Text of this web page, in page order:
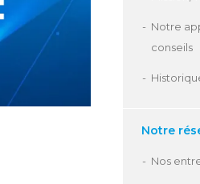
Notre
conseils
Notre
Nos